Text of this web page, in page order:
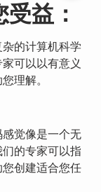
益：
的计算机科学
可以以有意义
理解。
觉像是一个无
的专家可以指
创建适合您任